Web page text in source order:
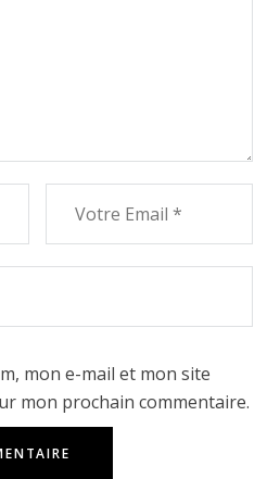
mon e-mail et mon site
mon prochain commentaire.